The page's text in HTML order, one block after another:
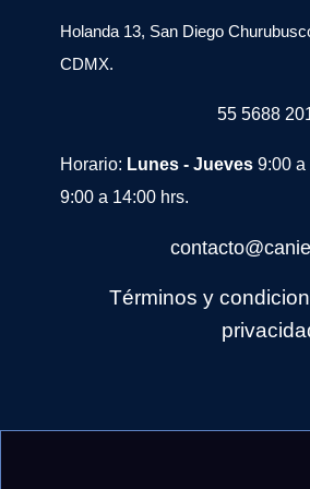
Holanda 13, San Diego
CDMX.
55 5688
Horario: Lunes - Jueves 9:00 a
9:00 a 14:00 hrs.
Términos y